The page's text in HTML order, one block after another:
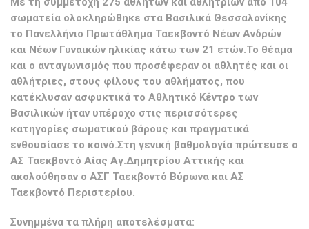
σωματεία ολοκληρώθηκε στα Βασιλικά Θεσσαλονίκης
το Πανελλήνιο Πρωτάθλημα Ταεκβοντό Νέων Ανδρών
και Νέων Γυναικών ηλικίας κάτω των 21 ετών.Το θέαμα
και ο ανταγωνισμός που προσέφεραν οι αθλητές και οι
αθλήτριες, στους φίλους του αθλήματος, που
κατέκλυσαν ασφυκτικά το Αθλητικό Κέντρο των
Βασιλικών ήταν υπέροχο στις περισσότερες
κατηγορίες σωματικού βάρους και πραγματικά
ενθουσίασε το κοινό.Στη γενική βαθμολογία πρώτευσε ο
ΑΣ Ταεκβοντό Αίας Αγ.Δημητρίου Αττικής και
ακολούθησαν ο ΑΣΓ Ταεκβοντό Βύρωνα και ΑΣ
Ταεκβοντό Περιστερίου.
Συνημμένα τα πλήρη αποτελέσματα: